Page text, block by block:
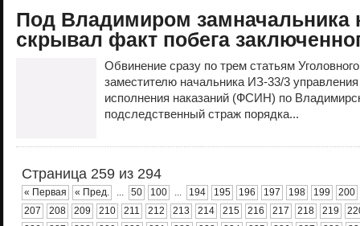
Под Владимиром замначальника
скрывал факт побега
Обвинение сразу по трем статьям
заместителю начальника ИЗ-33/3
исполнения наказаний (ФСИН) по
подследственный страж порядка...
Страница 259 из 294
« Первая « Пред. ... 50 100 ... 194 195 196 197 198 199
200
207
208 209 210 211 212 213 214 215 216 217 218 219